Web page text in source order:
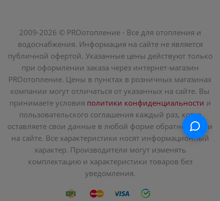
2009-2026 © PROотопление - Все для отопления и
водоснабжения. Информация на сайте не является
публичной офертой. Указанные цены действуют только
при оформлении заказа через интернет-магазин
PROотопление. Цены в пунктах в розничных магазинах
компании могут отличаться от указанных на сайте. Вы
принимаете условия политики конфиденциальности и
пользовательского соглашения каждый раз, когда
оставляете свои данные в любой форме обратной связи
на сайте. Все характеристики носят информационный
характер. Производители могут изменять
комплектацию и характеристики товаров без
уведомления.